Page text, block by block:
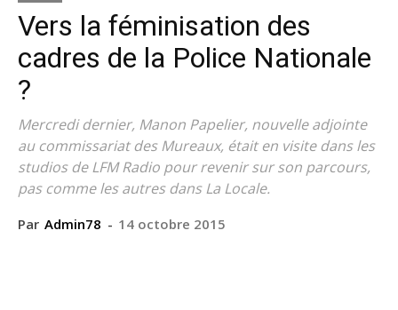
Vers la féminisation des
cadres de la Police Nationale
?
Mercredi dernier, Manon Papelier, nouvelle adjointe
au commissariat des Mureaux, était en visite dans les
studios de LFM Radio pour revenir sur son parcours,
pas comme les autres dans La Locale.
Par Admin78 - 14 octobre 2015